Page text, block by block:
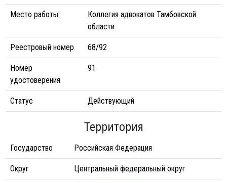
Место работы
Коллегия адвокатов Тамбовской
области
Реестровый номер 68/92
Номер
удостоверения
91
Статус Действующий
Территория
Государство Российская Федерация
Округ Центральный федеральный округ